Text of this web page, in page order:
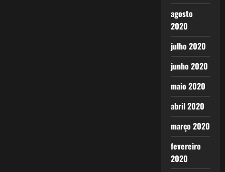
agosto
2020
julho 2020
junho 2020
maio 2020
abril 2020
março 2020
fevereiro
2020